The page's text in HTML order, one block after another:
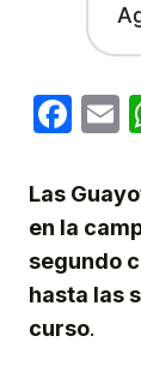
Las
en la
segundo
hasta las
curso.